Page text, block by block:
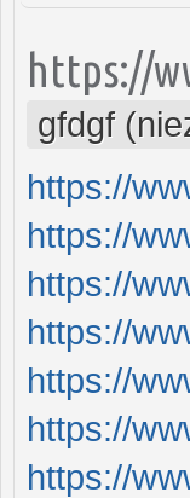
https://
gfdgf
https://
https://
https://
https://
https://
https://
https://